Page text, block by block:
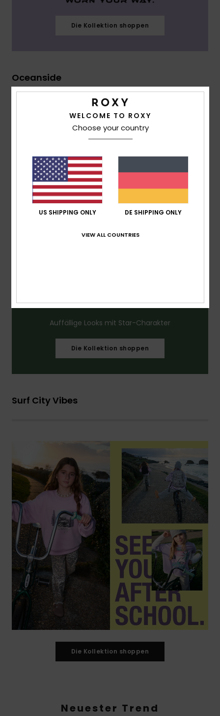
Die Kollektion shoppen
Oceanside
Auffällige Looks mit Star-Charakter
Die Kollektion shoppen
Surf City Vibes
Die Kollektion shoppen
Neuester Trend
WELCOME TO ROXY
Choose your country
US SHIPPING ONLY DE SHIPPING ONLY
VIEW ALL COUNTRIES